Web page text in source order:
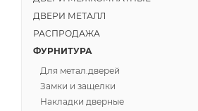
ДВЕРИ МЕТАЛЛ
РАСПРОДАЖА
ФУРНИТУРА
Для метал.дверей
Замки и защелки
Накладки дверные